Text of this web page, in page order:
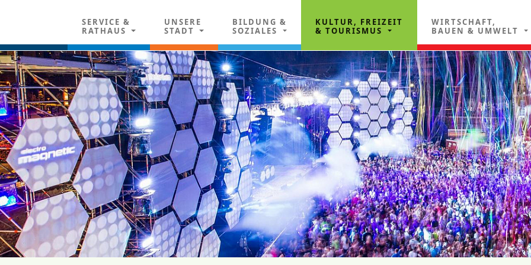
SERVICE &
RATHAUS
UNSERE
STADT
BILDUNG &
SOZIALES
KULTUR, FREIZEIT
& TOURISMUS
WIRTSCHAFT,
BAUEN & UMWELT